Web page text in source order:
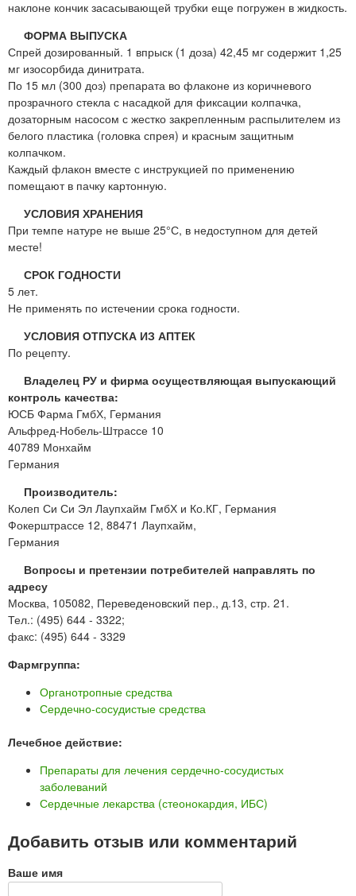
наклоне кончик засасывающей трубки еще погружен в жидкость.
ФОРМА ВЫПУСКА
Спрей дозированный. 1 впрыск (1 доза) 42,45 мг содержит 1,25
мг изосорбида динитрата.
По 15 мл (300 доз) препарата во флаконе из коричневого
прозрачного стекла с насадкой для фиксации колпачка,
дозаторным насосом с жестко закрепленным распылителем из
белого пластика (головка спрея) и красным защитным
колпачком.
Каждый флакон вместе с инструкцией по применению
помещают в пачку картонную.
УСЛОВИЯ ХРАНЕНИЯ
При темпе натуре не выше 25°С, в недоступном для детей
месте!
СРОК ГОДНОСТИ
5 лет.
Не применять по истечении срока годности.
УСЛОВИЯ ОТПУСКА ИЗ АПТЕК
По рецепту.
Владелец РУ и фирма осуществляющая выпускающий
контроль качества:
ЮСБ Фарма ГмбХ, Германия
Альфред-Нобель-Штрассе 10
40789 Монхайм
Германия
Производитель:
Колеп Си Си Эл Лаупхайм ГмбХ и Ко.КГ, Германия
Фокерштрассе 12, 88471 Лаупхайм,
Германия
Вопросы и претензии потребителей направлять по
адресу
Москва, 105082, Переведеновский пер., д.13, стр. 21.
Тел.: (495) 644 - 3322;
факс: (495) 644 - 3329
Фармгруппа:
Органотропные средства
Сердечно-сосудистые средства
Лечебное действие:
Препараты для лечения сердечно-сосудистых
заболеваний
Сердечные лекарства (стеонокардия, ИБС)
Добавить отзыв или комментарий
Ваше имя